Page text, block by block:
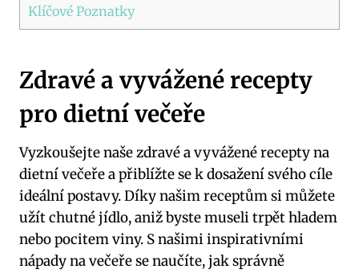
Klíčové Poznatky
Zdravé a vyvážené recepty
pro dietní večeře
Vyzkoušejte naše zdravé a vyvážené recepty na
dietní večeře a přiblížte se k dosažení svého cíle
ideální postavy. Díky našim receptům si můžete
užít chutné jídlo, aniž byste museli trpět hladem
nebo pocitem viny. S našimi inspirativními
nápady na večeře se naučíte, jak správně